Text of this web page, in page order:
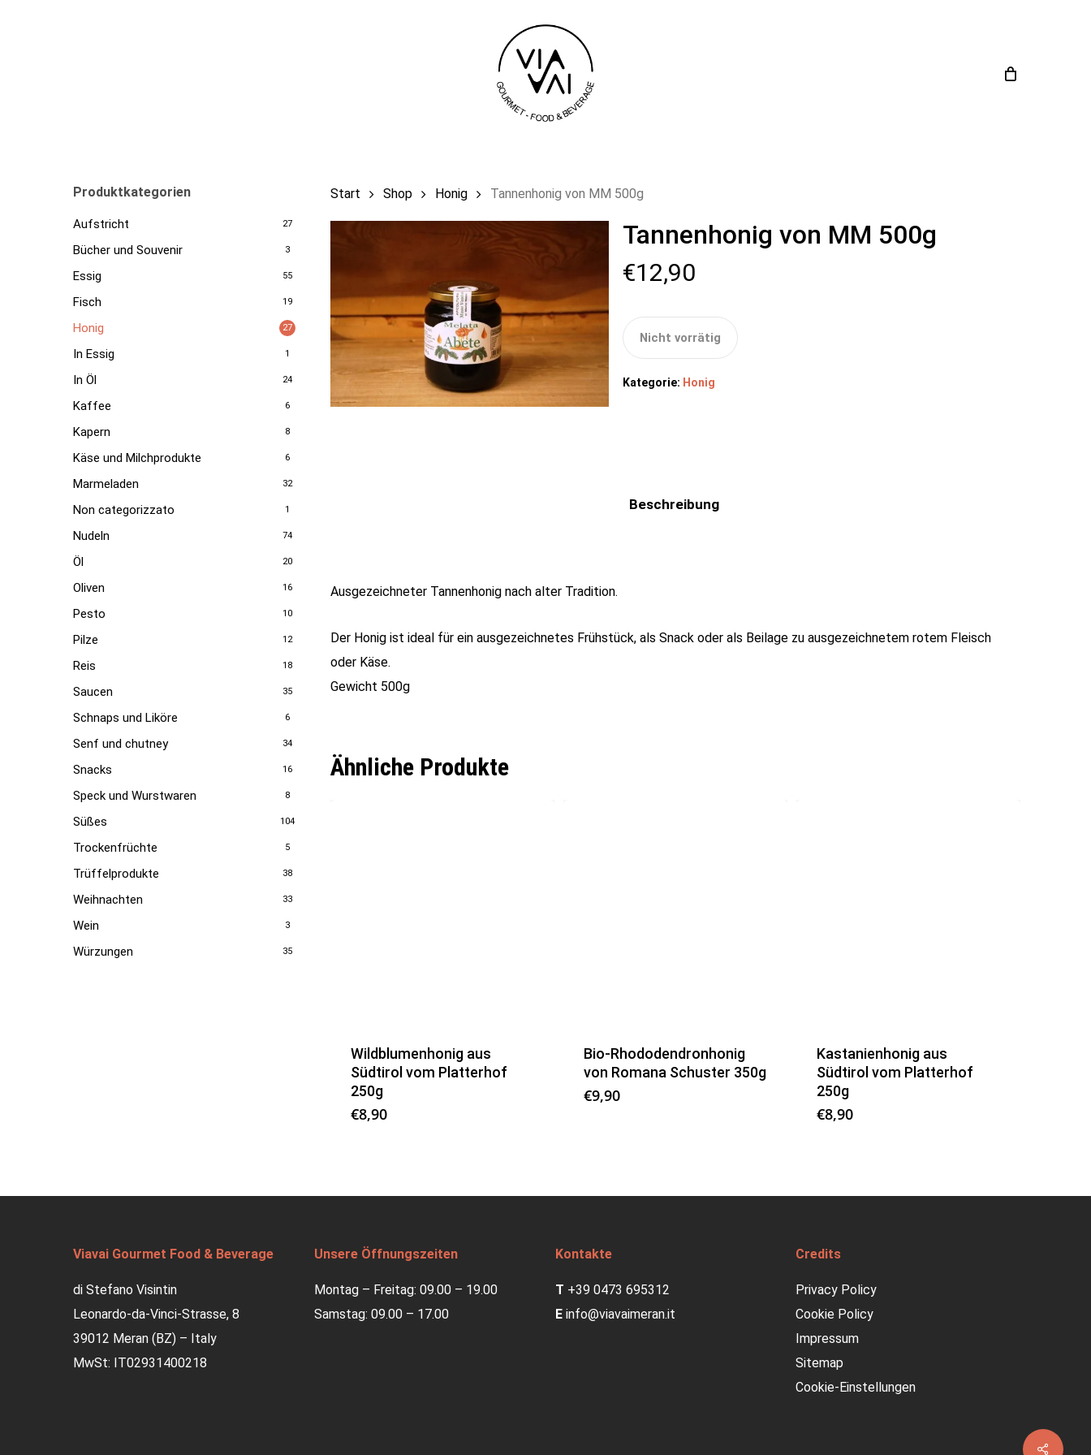
Produktkategorien
Aufstricht 27
Bücher und Souvenir 3
Essig 55
Fisch 19
Honig 27
In Essig 1
In Öl 24
Kaffee 6
Kapern 8
Käse und Milchprodukte 6
Marmeladen 32
Non categorizzato 1
Nudeln 74
Öl 20
Oliven 16
Pesto 10
Pilze 12
Reis 18
Saucen 35
Schnaps und Liköre 6
Senf und chutney 34
Snacks 16
Speck und Wurstwaren 8
Süßes 104
Trockenfrüchte 5
Trüffelprodukte 38
Weihnachten 33
Wein 3
Würzungen 35
Start Shop Honig Tannenhonig von MM 500g
Tannenhonig von MM 500g
€12,90
Nicht vorrätig
Kategorie: Honig
Beschreibung
Ausgezeichneter Tannenhonig nach alter Tradition.
Der Honig ist ideal für ein ausgezeichnetes Frühstück, als Snack oder als Beilage zu ausgezeichnetem rotem Fleisch
oder Käse.
Gewicht 500g
Ähnliche Produkte
Wildblumenhonig aus
Südtirol vom Platterhof
250g
€8,90
Bio-Rhododendronhonig
von Romana Schuster 350g
€9,90
Kastanienhonig aus
Südtirol vom Platterhof
250g
€8,90
Share
Viavai Gourmet Food & Beverage
di Stefano Visintin
Leonardo-da-Vinci-Strasse, 8
39012 Meran (BZ) – Italy
MwSt: IT02931400218
Unsere Öffnungszeiten
Montag – Freitag: 09.00 – 19.00
Samstag: 09.00 – 17.00
Kontakte
T +39 0473 695312
E info@viavaimeran.it
Credits
Privacy Policy
Cookie Policy
Impressum
Sitemap
Cookie-Einstellungen